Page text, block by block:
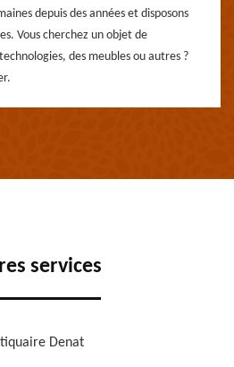
depuis des années et disposons
Vous cherchez un objet de
des meubles ou autres ?
services
Denat